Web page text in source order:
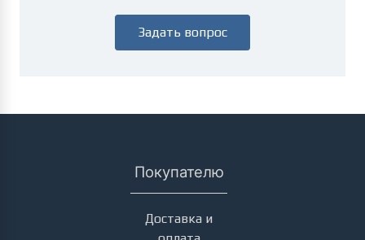
Задать вопрос
Покупателю
Доставка и